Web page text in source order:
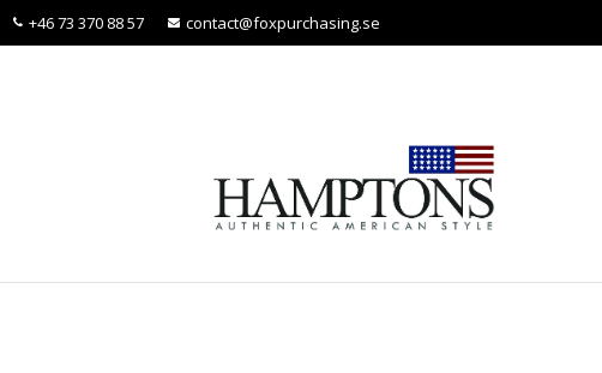
+46 73 370 88 57 contact@foxpurchasing.se